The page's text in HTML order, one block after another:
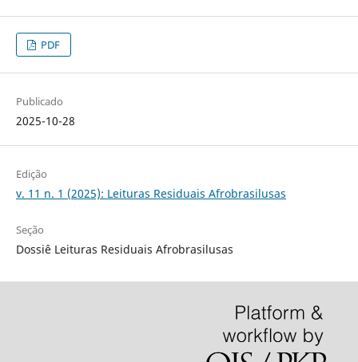
PDF
Publicado
2025-10-28
Edição
v. 11 n. 1 (2025): Leituras Residuais Afrobrasilusas
Seção
Dossiê Leituras Residuais Afrobrasilusas